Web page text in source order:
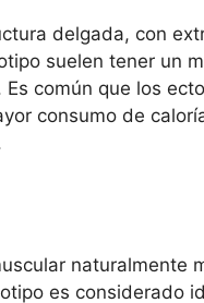
delgada, con
suelen tener un
común que los
consumo de
naturalmente
es considerado